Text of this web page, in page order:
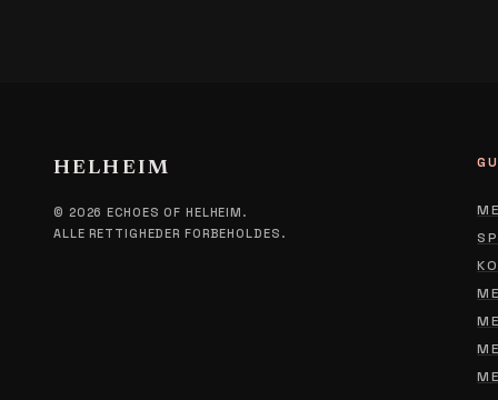
HELHEIM
© 2026 ECHOES OF HELHEIM.
ALLE RETTIGHEDER FORBEHOLDES.